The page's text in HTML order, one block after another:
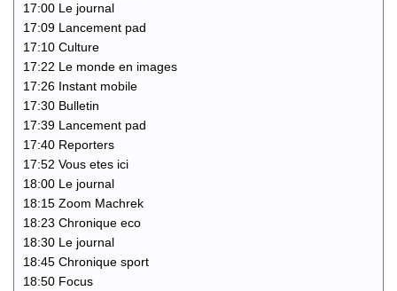
17:00 Le journal
17:09 Lancement pad
17:10 Culture
17:22 Le monde en images
17:26 Instant mobile
17:30 Bulletin
17:39 Lancement pad
17:40 Reporters
17:52 Vous etes ici
18:00 Le journal
18:15 Zoom Machrek
18:23 Chronique eco
18:30 Le journal
18:45 Chronique sport
18:50 Focus